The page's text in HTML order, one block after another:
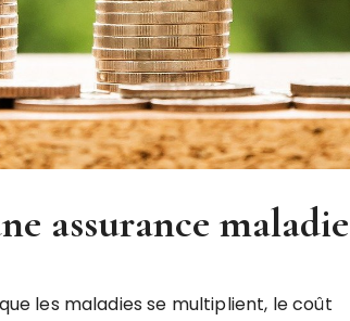
assurance maladie
les maladies se multiplient, le coût